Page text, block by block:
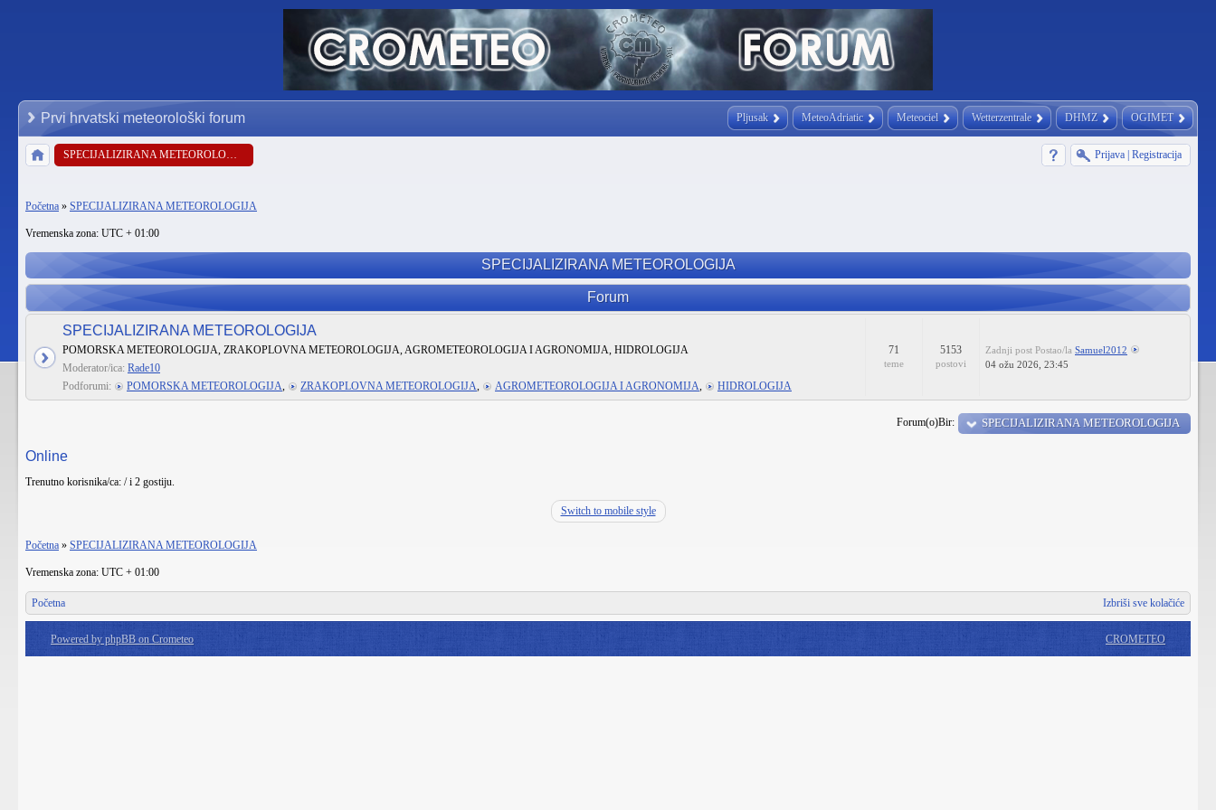
Pljusak MeteoAdriatic Meteociel Wetterzentrale DHMZ OGIMET
Prvi hrvatski meteorološki forum
SPECIJALIZIRANA METEOROLOGIJA Prijava Registracija
Početna » SPECIJALIZIRANA METEOROLOGIJA
Vremenska zona: UTC + 01:00
SPECIJALIZIRANA METEOROLOGIJA
Forum
SPECIJALIZIRANA METEOROLOGIJA
POMORSKA METEOROLOGIJA, ZRAKOPLOVNA METEOROLOGIJA, AGROMETEOROLOGIJA I AGRONOMIJA, HIDROLOGIJA
Moderator/ica: Rade10
Podforumi:
POMORSKA METEOROLOGIJA, ZRAKOPLOVNA METEOROLOGIJA, AGROMETEOROLOGIJA I AGRONOMIJA, HIDROLOGIJA
71
teme
5153
postovi
Zadnji post Postao/la Samuel2012
04 ožu 2026, 23:45
Forum(o)Bir: SPECIJALIZIRANA METEOROLOGIJA
Online
Trenutno korisnika/ca: / i 2 gostiju.
Switch to mobile style
Početna » SPECIJALIZIRANA METEOROLOGIJA
Vremenska zona: UTC + 01:00
Početna Izbriši sve kolačiće
Powered by phpBB on Crometeo CROMETEO